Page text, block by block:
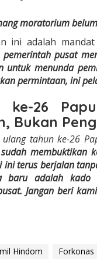
moratorium
ini adalah
pemerintah pusat
menunda
permintaan, ini
ke-26
Bukan
tahun ke-26
membuktikan
terus berjalan
baru adalah kado
Jangan beri
Hindom Forkonas